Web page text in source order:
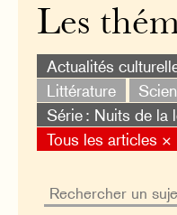
Les
Actualités
Littérature
Série : Nuits de la
Tous les articles ×